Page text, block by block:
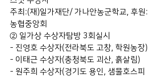
주최:(재)일가재단/ 가나안농군학교, 후원:
농협중앙회
② 일가상 수상자탐방 3회실시
- 진영호 수상자(전라북도 고창, 학원농장)
- 이태근 수상자(충청북도 괴산, 흙살림)
- 원주희 수상자(경기도 용인, 샘물호스피